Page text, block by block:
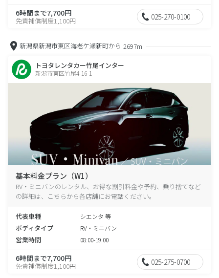
6時間まで7,700円
免責補償制度1,100円 025-270-0100
新潟県新潟市東区海老ケ瀬新町から 2697m
トヨタレンタカー竹尾インター
新潟市東区竹尾4-16-1
基本料金プラン（W1）
RV・ミニバンのレンタル、お得な割引料金や予約、乗り捨てなど
の詳細は、こちらから各店舗にお電話ください。
代表車種 シエンタ 等
ボディタイプ RV・ミニバン
営業時間 08:00-19:00
6時間まで7,700円
免責補償制度1,100円 025-275-0700